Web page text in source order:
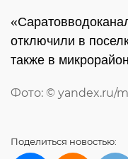
отключили в
также в
Фото: © yandex.ru/
Поделиться новостью: